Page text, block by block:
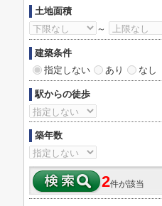
土地面積
～
建築条件
指定しない
あり なし
駅からの徒歩
築年数
2件が該当